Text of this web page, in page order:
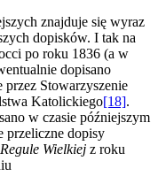
znajduje się wyraz
dopisków. I tak na
po roku 1836 (a w
dopisano
przez Stowarzyszenie
Katolickiego[18].
w czasie późniejszym
przeliczne dopisy
Regule Wielkiej z roku